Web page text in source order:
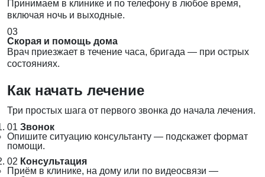
Принимаем в клинике и по телефону в любое время,
включая ночь и выходные.
03
Скорая и помощь дома
Врач приезжает в течение часа, бригада — при острых
состояниях.
Как начать лечение
Три простых шага от первого звонка до начала лечения.
01 Звонок
Опишите ситуацию консультанту — подскажет формат
помощи.
02 Консультация
Приём в клинике, на дому или по видеосвязи —